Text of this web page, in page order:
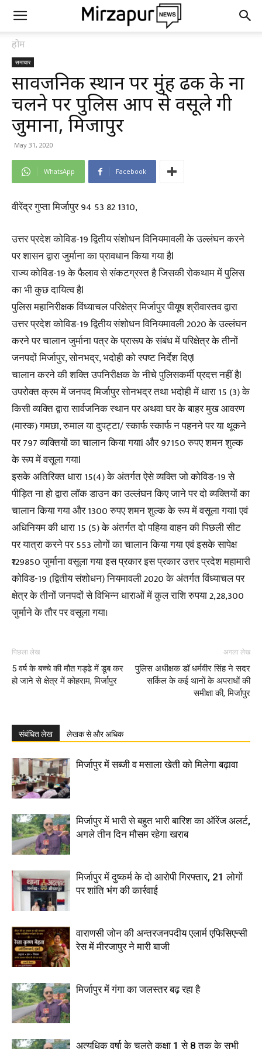
होम
समाचार
सार्वजनिक स्थान पर मुंह ढक के ना
चलने पर पुलिस आप से वसूले गी
जुर्माना, मिर्जापुर
May 31, 2020
WhatsApp Facebook
वीरेंद्र गुप्ता मिर्जापुर 94 53 82 1310,
उत्तर प्रदेश कोविड-19 द्वितीय संशोधन विनियमावली के उल्लंघन करने
पर शासन द्वारा जुर्माना का प्रावधान किया गया हैl
राज्य कोविड-19 के फैलाव से संकटग्रस्त है जिसकी रोकथाम में पुलिस
का भी कुछ दायित्व हैl
पुलिस महानिरीक्षक विंध्याचल परिक्षेत्र मिर्जापुर पीयूष श्रीवास्तव द्वारा
उत्तर प्रदेश कोविड-19 द्वितीय संशोधन विनियमावली 2020 के उल्लंघन
करने पर चालान जुर्माना पत्र के प्रारूप के संबंध में परिक्षेत्र के तीनों
जनपदों मिर्जापुर, सोनभद्र, भदोही को स्पष्ट निर्देश दिएl
चालान करने की शक्ति उपनिरीक्षक के नीचे पुलिसकर्मी प्रदत्त नहीं हैl
उपरोक्त क्रम में जनपद मिर्जापुर सोनभद्र तथा भदोही में धारा 15 (3) के
किसी व्यक्ति द्वारा सार्वजनिक स्थान पर अथवा घर के बाहर मुख आवरण
(मास्क) गमछा, रुमाल या दुपट्टा/ स्कार्फ स्कार्फ न पहनने पर या थूकने
पर 797 व्यक्तियों का चालान किया गयाl और 97150 रुपए शमन शुल्क
के रूप में वसूला गयाl
इसके अतिरिक्त धारा 15(4) के अंतर्गत ऐसे व्यक्ति जो कोविड-19 से
पीड़ित ना हो द्वारा लॉक डाउन का उल्लंघन किए जाने पर दो व्यक्तियों का
चालान किया गया और 1300 रुपए शमन शुल्क के रूप में वसूला गयाl एवं
अधिनियम की धारा 15 (5) के अंतर्गत दो पहिया वाहन की पिछली सीट
पर यात्रा करने पर 553 लोगों का चालान किया गया एवं इसके सापेक्ष
₹129850 जुर्माना वसूला गया इस प्रकार इस प्रकार उत्तर प्रदेश महामारी
कोविड-19 (द्वितीय संशोधन) नियमावली 2020 के अंतर्गत विंध्याचल पर
क्षेत्र के तीनों जनपदों से विभिन्न धाराओं में कुल राशि रुपया 2,28,300
जुर्माने के तौर पर वसूला गया।
पिछला लेख
5 वर्ष के बच्चे की मौत गड्ढे में डूब कर
हो जाने से क्षेत्र में कोहराम, मिर्जापुर
अगला लेख
पुलिस अधीक्षक डॉ धर्मवीर सिंह ने सदर
सर्किल के कई थानों के अपराधों की
समीक्षा की, मिर्जापुर
संबंधित लेख लेखक से और अधिक
मिर्जापुर में सब्जी व मसाला खेती को मिलेगा बढ़ावा
मिर्जापुर में भारी से बहुत भारी बारिश का ऑरेंज अलर्ट,
अगले तीन दिन मौसम रहेगा खराब
मिर्जापुर में दुष्कर्म के दो आरोपी गिरफ्तार, 21 लोगों
पर शांति भंग की कार्रवाई
वाराणसी जोन की अन्तरजनपदीय एलार्म एफिसिएन्सी
रेस में मीरजापुर ने मारी बाजी
मिर्जापुर में गंगा का जलस्तर बढ़ रहा है
अत्यधिक वर्षा के चलते कक्षा 1 से 8 तक के सभी